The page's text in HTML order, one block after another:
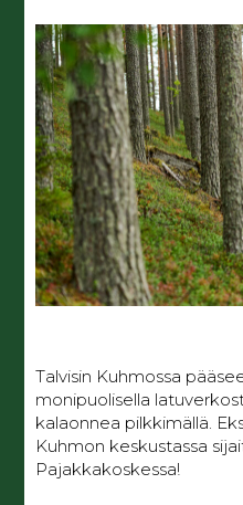
Talvisin Kuhmossa
monipuolisella
kalaonnea pilkkimällä.
Kuhmon keskustassa
Pajakkakoskessa!